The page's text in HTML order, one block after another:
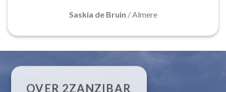
Saskia de Bruin / Almere
OVER 2ZANZIBAR